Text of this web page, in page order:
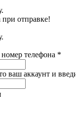
отправке!
телефона *
ваш аккаунт и